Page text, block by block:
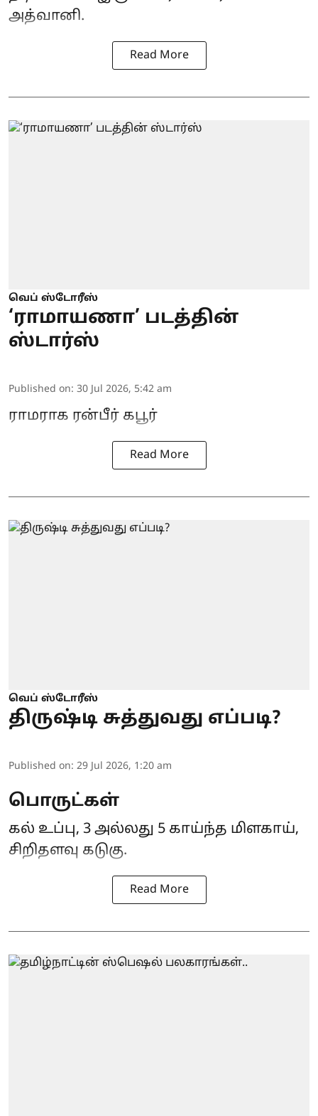
அத்வானி.
Read More
வெப் ஸ்டோரீஸ்
‘ராமாயணா’ படத்தின்
ஸ்டார்ஸ்
Published on: 30 Jul 2026, 5:42 am
ராமராக ரன்பீர் கபூர்
Read More
வெப் ஸ்டோரீஸ்
திருஷ்டி சுத்துவது எப்படி?
Published on: 29 Jul 2026, 1:20 am
பொருட்கள்
கல் உப்பு, 3 அல்லது 5 காய்ந்த மிளகாய்,
சிறிதளவு கடுகு.
Read More